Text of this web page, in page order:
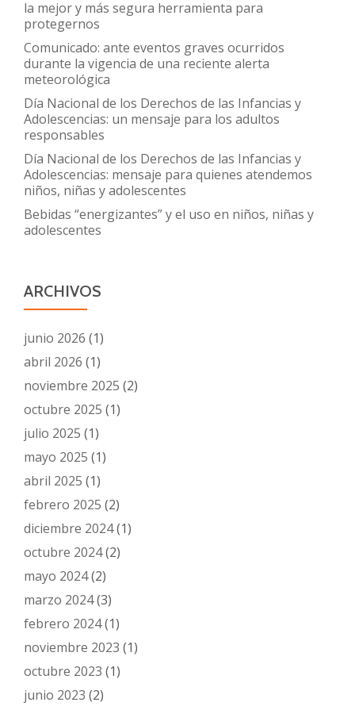
las
sexuales
la mejor y más segura herramienta para
protegernos
Comunicado: ante eventos graves ocurridos
durante la vigencia de una reciente alerta
meteorológica
Día Nacional de los Derechos de las Infancias y
Adolescencias: un mensaje para los adultos
responsables
Día Nacional de los Derechos de las Infancias y
Adolescencias: mensaje para quienes atendemos
niños, niñas y adolescentes
Bebidas “energizantes” y el uso en niños, niñas y
adolescentes
ARCHIVOS
junio 2026 (1)
abril 2026 (1)
noviembre 2025 (2)
octubre 2025 (1)
julio 2025 (1)
mayo 2025 (1)
abril 2025 (1)
febrero 2025 (2)
diciembre 2024(1)
octubre 2024(2)
mayo 2024(2)
marzo 2024(3)
febrero 2024(1)
noviembre 2023 (1)
octubre 2023 (1)
junio 2023 (2)